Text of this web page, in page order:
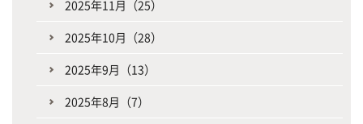
2025年11月（25）
2025年10月（28）
2025年9月（13）
2025年8月（7）